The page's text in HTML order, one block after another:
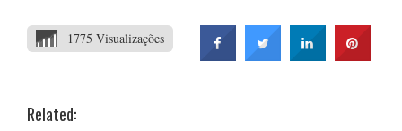
1775 Visualizações
Related: